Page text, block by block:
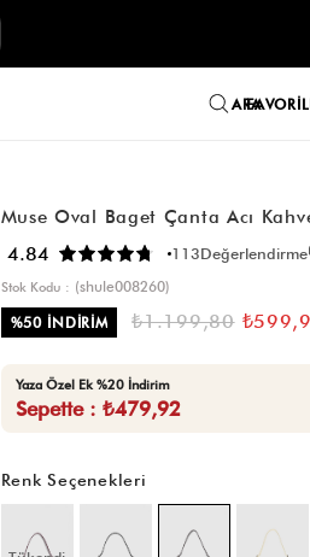
Muse Oval Baget Çanta Acı
4.84 113Değerlendirme
Stok Kodu
(shule008260)
%50İNDIRIM ₺1.199,80
Yaza Özel Ek %20 İndirim
Sepette : ₺479,92
Renk Seçenekleri